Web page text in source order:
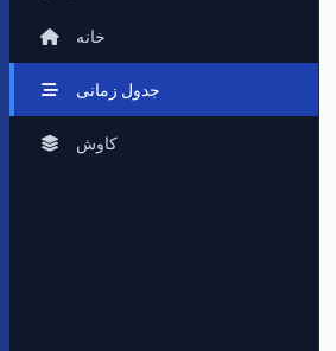
خانه
جدول زمانی
کاوش